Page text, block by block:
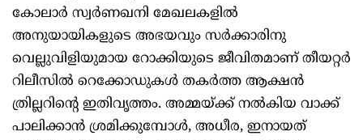
കോലാര്‍ സ്വര്‍ണഖനി മേഖലകളില്‍
അനുയായികളുടെ അഭയവും സര്‍ക്കാരിനു
വെല്ലുവിളിയുമായ റോക്കിയുടെ ജീവിതമാണ് തീയറ്റര്‍
റിലീസില്‍ റെക്കോഡുകള്‍ തകര്‍ത്ത ആക്ഷന്‍
ത്രില്ലറിന്റെ ഇതിവൃത്തം. അമ്മയ്ക്ക് നല്‍കിയ വാക്ക്
പാലിക്കാന്‍ ശ്രമിക്കുമ്പോള്‍, അധീര, ഇനായത്